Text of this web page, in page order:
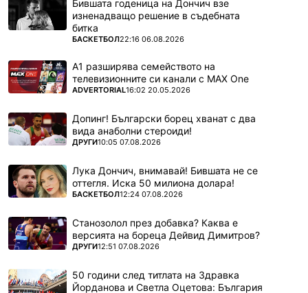
Бившата годеница на Дончич взе
изненадващо решение в съдебната
битка
ПОВЕЧЕ ОТ
БАСКЕТБОЛ22:16 06.08.2026
А1 разширява семейството на
телевизионните си канали с MAX One
ПОВЕЧЕ ОТ
ADVERTORIAL16:02 20.05.2026
Допинг! Български борец хванат с два
вида анаболни стероиди!
ПОВЕЧЕ ОТ
ДРУГИ10:05 07.08.2026
Лука Дончич, внимавай! Бившата не се
оттегля. Иска 50 милиона долара!
ПОВЕЧЕ ОТ
БАСКЕТБОЛ12:24 07.08.2026
Станозолол през добавка? Каква е
версията на бореца Дейвид Димитров?
ПОВЕЧЕ ОТ
ДРУГИ12:51 07.08.2026
50 години след титлата на Здравка
Йорданова и Светла Оцетова: България